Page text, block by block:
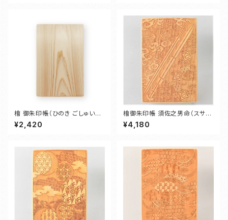
檜 御朱印帳（ひのき ごしゅいん
ちょう）
¥2,420
檜御朱印帳 須佐之男命（スサノ
オノミコト）
¥4,180